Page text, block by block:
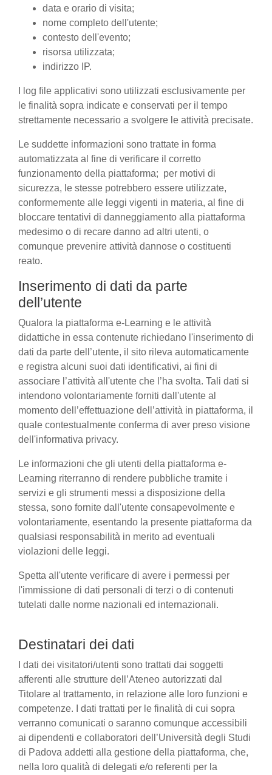
data e orario di visita;
nome completo dell'utente;
contesto dell'evento;
risorsa utilizzata;
indirizzo IP.
I log file applicativi sono utilizzati esclusivamente per
le finalità sopra indicate e conservati per il tempo
strettamente necessario a svolgere le attività precisate.
Le suddette informazioni sono trattate in forma
automatizzata al fine di verificare il corretto
funzionamento della piattaforma; per motivi di
sicurezza, le stesse potrebbero essere utilizzate,
conformemente alle leggi vigenti in materia, al fine di
bloccare tentativi di danneggiamento alla piattaforma
medesimo o di recare danno ad altri utenti, o
comunque prevenire attività dannose o costituenti
reato.
Inserimento di dati da parte
dell’utente
Qualora la piattaforma e-Learning e le attività
didattiche in essa contenute richiedano l'inserimento di
dati da parte dell’utente, il sito rileva automaticamente
e registra alcuni suoi dati identificativi, ai fini di
associare l’attività all'utente che l’ha svolta. Tali dati si
intendono volontariamente forniti dall'utente al
momento dell’effettuazione dell’attività in piattaforma, il
quale contestualmente conferma di aver preso visione
dell'informativa privacy.
Le informazioni che gli utenti della piattaforma e-
Learning riterranno di rendere pubbliche tramite i
servizi e gli strumenti messi a disposizione della
stessa, sono fornite dall'utente consapevolmente e
volontariamente, esentando la presente piattaforma da
qualsiasi responsabilità in merito ad eventuali
violazioni delle leggi.
Spetta all'utente verificare di avere i permessi per
l'immissione di dati personali di terzi o di contenuti
tutelati dalle norme nazionali ed internazionali.
Destinatari dei dati
I dati dei visitatori/utenti sono trattati dai soggetti
afferenti alle strutture dell’Ateneo autorizzati dal
Titolare al trattamento, in relazione alle loro funzioni e
competenze. I dati trattati per le finalità di cui sopra
verranno comunicati o saranno comunque accessibili
ai dipendenti e collaboratori dell’Università degli Studi
di Padova addetti alla gestione della piattaforma, che,
nella loro qualità di delegati e/o referenti per la